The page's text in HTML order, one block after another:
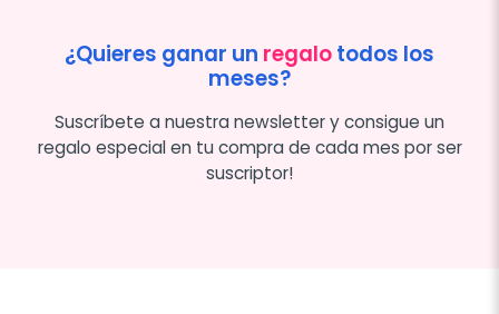
¿Quieres ganar un regalotodos los
meses?
Suscríbete a nuestra newsletter y consigue un
regalo especial en tu compra de cada mes por ser
suscriptor!